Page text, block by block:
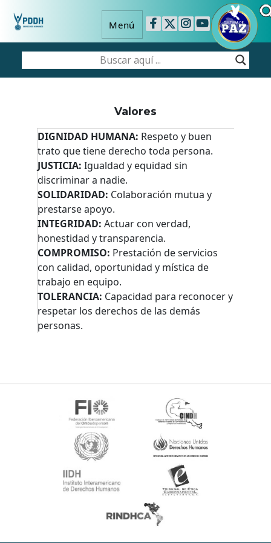
Menú
Valores
DIGNIDAD HUMANA: Respeto y buen
trato que tiene derecho toda persona.
JUSTICIA: Igualdad y equidad sin
discriminar a nadie.
SOLIDARIDAD: Colaboración mutua y
prestarse apoyo.
INTEGRIDAD: Actuar con verdad,
honestidad y transparencia.
COMPROMISO: Prestación de servicios
con calidad, oportunidad y mística de
trabajo en equipo.
TOLERANCIA: Capacidad para reconocer y
respetar los derechos de las demás
personas.